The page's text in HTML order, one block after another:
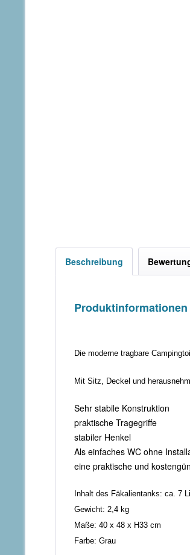
Beschreibung
Die moderne tragbare
Mit Sitz, Deckel und
Sehr stabile Konstruktion
praktische Tragegriffe
stabiler Henkel
Als einfaches WC ohne
eine praktische und
Inhalt des Fäkalientanks: ca. 7
Gewicht: 2,4 kg
Maße: 40 x 48 x H33 cm
Farbe: Grau